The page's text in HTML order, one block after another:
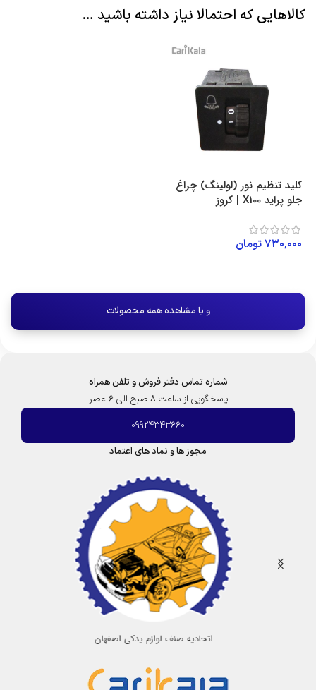
کالاهایی که احتمالا نیاز داشته باشید …
کلید تنظیم نور (لولینگ) چراغ
جلو پراید X100 | کروز
۷۳۰,۰۰۰تومان
و یا مشاهده همه محصولات
شماره تماس دفتر فروش و تلفن همراه
پاسخگویی از ساعت 8 صبح الی 6 عصر
09924343660
مجوز ها و نماد های اعتماد
اتحادیه صنف لوازم یدکی اصفهان